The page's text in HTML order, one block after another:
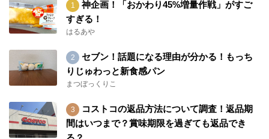
神企画！「おかわり45%増量作戦」がすご
すぎる！
はるあや
セブン！話題になる理由が分かる！もっち
りじゅわっと新食感パン
まつぼっくりこ
コストコの返品方法について調査！返品期
間はいつまで？賞味期限を過ぎても返品でき